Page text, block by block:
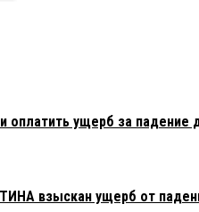
ущерб за падение
взыскан ущерб от